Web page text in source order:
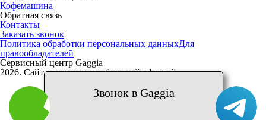
Кофемашина
Обратная связь
Контакты
Заказать звонок
Политика обработки персональных данныхДля
правообладателей
Сервисный центр Gaggia
2026. Сайт не является публичной офертой
Звонок в Gaggia